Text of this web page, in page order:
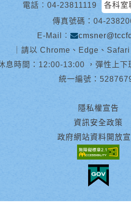
電話︰ 04-23811119 各科室
傳真號碼：04-
E-Mail︰
請以 Chrome、Edge、
息時間：12:00-13:00 ，彈性上
統一編號：
隱私權宣告
資訊安全政策
政府網站資料開放